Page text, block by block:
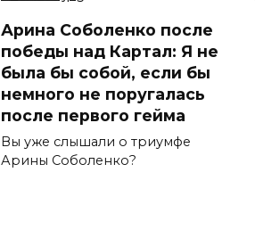
Арина Соболенко после
победы над Картал: Я не
была бы собой, если бы
немного не поругалась
после первого гейма
Вы уже слышали о триумфе
Арины Соболенко?